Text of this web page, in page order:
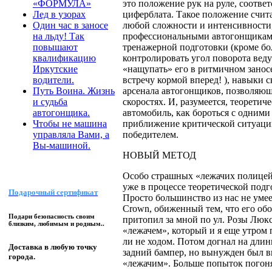
«ФОРМУЛА»
Лед в узорах
Один час в заносе
на льду! Так
повышают
квалификацию
Иркутские
водители.
Путь Воина. Жизнь
и судьба
автогонщика.
Чтобы не машина
управляла Вами, а
Вы-машиной.
Подарочный сертификат
Подари безопасность своим
близким, любимым и родным..
Доставка в любую точку
города.
это положение рук на руле,
циферблата. Такое положение
любой сложности и
профессиональными
тренажерной подготовки (кроме
контролировать угол поворота
«нащупать» его в ритмичном
встречу кормой вперед! ), навыки
арсенала автогонщиков,
скоростях. И, разумеется,
автомобиль, как бороться с
приближение критической
победителем.
НОВЫЙ МЕТОД
Особо страшных «лежачих
уже в процессе теоретической
Просто большинство из нас не
Crown, обиженный тем, что его
притопил за мной по ул. Розы
«лежачем», который и я еще утром
ли не ходом. Потом догнал на
задний бампер, но вынужден был
«лежачим». Больше попыток